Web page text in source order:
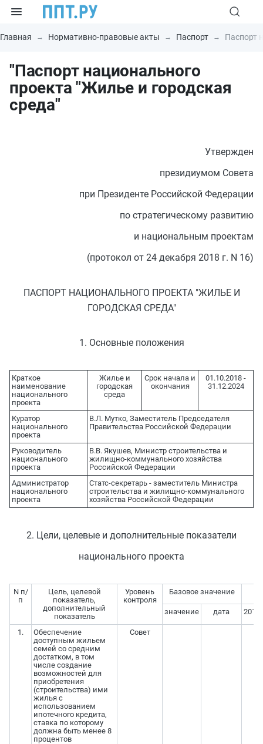
Главная Нормативно-правовые акты Паспорт Паспорт
"Паспорт национального
проекта "Жилье и городская
среда"
Утвержден
президиумом Совета
при Президенте Российской Федерации
по стратегическому развитию
и национальным проектам
(протокол от 24 декабря 2018 г. N 16)
ПАСПОРТ НАЦИОНАЛЬНОГО ПРОЕКТА "ЖИЛЬЕ И
ГОРОДСКАЯ СРЕДА"
1. Основные положения
Краткое
наименование
национального
проекта
Жилье и
городская
среда
Срок начала и
окончания
01.10.2018 -
31.12.2024
Куратор
национального
проекта
В.Л. Мутко, Заместитель Председателя
Правительства Российской Федерации
Руководитель
национального
проекта
В.В. Якушев, Министр строительства и
жилищно-коммунального хозяйства
Российской Федерации
Администратор
национального
проекта
Статс-секретарь - заместитель Министра
строительства и жилищно-коммунального
хозяйства Российской Федерации
2. Цели, целевые и дополнительные показатели
национального проекта
N п/
п
Цель, целевой
показатель,
дополнительный
показатель
Уровень
контроля
Базовое значение
значение дата 2018
1.
Обеспечение
доступным жильем
семей со средним
достатком, в том
числе создание
возможностей для
приобретения
(строительства) ими
жилья с
использованием
ипотечного кредита,
ставка по которому
должна быть менее 8
процентов
Совет